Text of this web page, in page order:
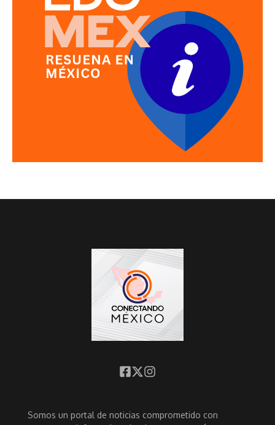
Somos un portal de noticias comprometido con